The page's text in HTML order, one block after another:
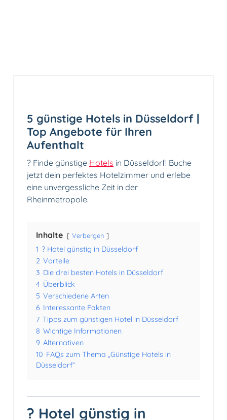
5 günstige Hotels in Düsseldorf |
Top Angebote für Ihren
Aufenthalt
? Finde günstige Hotels in Düsseldorf! Buche
jetzt dein perfektes Hotelzimmer und erlebe
eine unvergessliche Zeit in der
Rheinmetropole.
Inhalte Verbergen
1 ? Hotel günstig in Düsseldorf
2 Vorteile
3 Die drei besten Hotels in Düsseldorf
4 Überblick
5 Verschiedene Arten
6 Interessante Fakten
7 Tipps zum günstigen Hotel in Düsseldorf
8 Wichtige Informationen
9 Alternativen
10 FAQs zum Thema „Günstige Hotels in
Düsseldorf“
? Hotel günstig in